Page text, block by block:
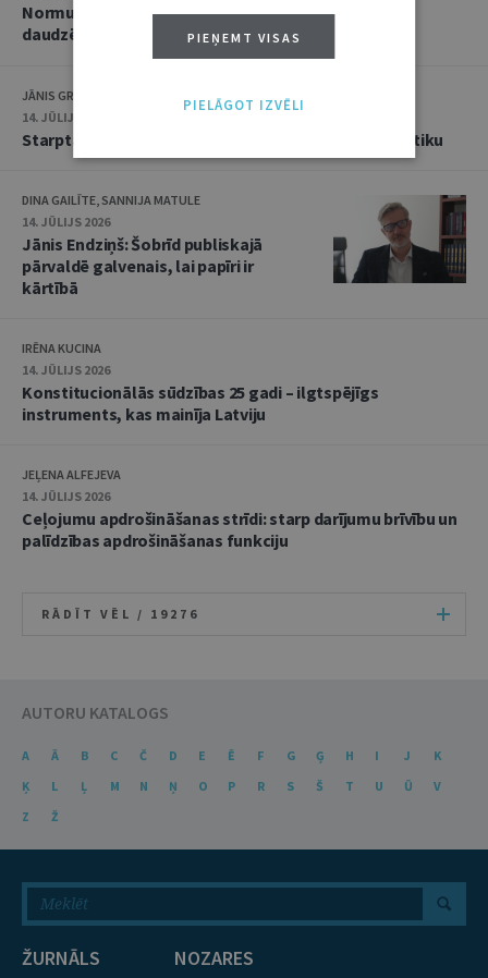
Normu konkurences un noziedzīgu nodarījumu
daudzējādības problemātika
JĀNIS GRASIS
14. JŪLIJS 2026
Starptautiskās tiesības: mazās valstis pret reālpolitiku
DINA GAILĪTE, SANNIJA MATULE
14. JŪLIJS 2026
Jānis Endziņš: Šobrīd publiskajā
pārvaldē galvenais, lai papīri ir
kārtībā
IRĒNA KUCINA
14. JŪLIJS 2026
Konstitucionālās sūdzības 25 gadi – ilgtspējīgs
instruments, kas mainīja Latviju
JEĻENA ALFEJEVA
14. JŪLIJS 2026
Ceļojumu apdrošināšanas strīdi: starp darījumu brīvību un
palīdzības apdrošināšanas funkciju
RĀDĪT VĒL / 19276
AUTORU KATALOGS
A Ā B C Č D E Ē F G Ģ H I J
K
Ķ
L Ļ M N Ņ O P R S Š T U Ū
V
Z
Ž
ŽURNĀLS
NOZARES
PIEŅEMT VISAS
PIELĀGOT IZVĒLI